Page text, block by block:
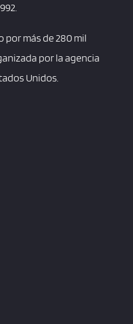
más de 280 mil
por la agencia
Unidos.